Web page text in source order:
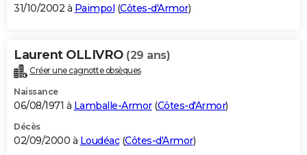
31/10/2002 à Paimpol (Côtes-d'Armor)
Laurent OLLIVRO (29 ans)
Créer une cagnotte obsèques
Naissance
06/08/1971 à Lamballe-Armor(Côtes-d'Armor)
Décès
02/09/2000 à Loudéac(Côtes-d'Armor)